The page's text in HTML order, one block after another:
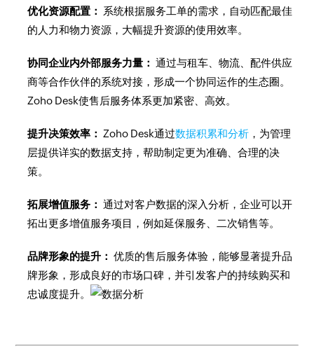
优化资源配置： 系统根据服务工单的需求，自动匹配最佳
的人力和物力资源，大幅提升资源的使用效率。
协同企业内外部服务力量： 通过与租车、物流、配件供应
商等合作伙伴的系统对接，形成一个协同运作的生态圈。
Zoho Desk使售后服务体系更加紧密、高效。
提升决策效率： Zoho Desk通过数据积累和分析 ，为管理
层提供详实的数据支持，帮助制定更为准确、合理的决
策。
拓展增值服务： 通过对客户数据的深入分析，企业可以开
拓出更多增值服务项目，例如延保服务、二次销售等。
品牌形象的提升： 优质的售后服务体验，能够显著提升品
牌形象，形成良好的市场口碑，并引发客户的持续购买和
忠诚度提升。